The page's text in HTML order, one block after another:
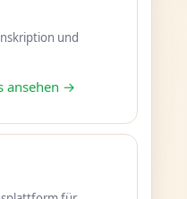
und
ansehen →